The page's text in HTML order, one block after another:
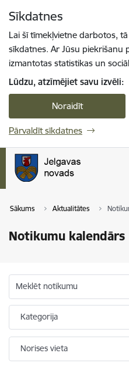
Sīkdatnes
Lai šī tīmekļvietne darbotos,
sīkdatnes. Ar Jūsu piekrišanu
izmantotas statistikas un
Lūdzu, atzīmējiet savu izvēli:
Noraidīt
Pārvaldīt sīkdatnes
Sākums Aktualitātes
Notikumu kalendārs
Meklēt notikumu
Kategorija
Norises vieta